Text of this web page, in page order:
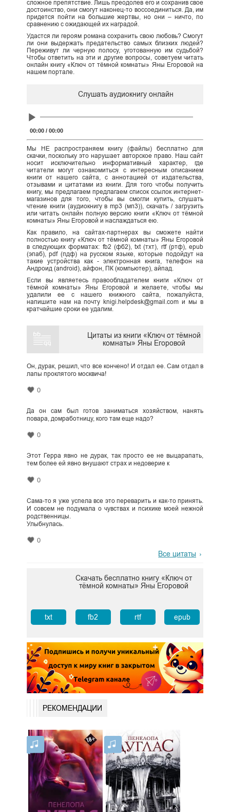
сложное препятствие. Лишь преодолев его и сохранив свое
достоинство, они смогут наконец-то воссоединиться. Да, им
придется пойти на большие жертвы, но они – ничто, по
сравнению с ожидающей их наградой.
Удастся ли героям романа сохранить свою любовь? Смогут
ли они выдержать предательство самых близких людей?
Переживут ли черную полосу, уготованную им судьбой?
Чтобы ответить на эти и другие вопросы, советуем читать
онлайн книгу «Ключ от тёмной комнаты» Яны Егоровой на
нашем портале.
Слушать аудиокнигу онлайн
Audio
00:00/ 00:00
Мы НЕ распространяем книгу (файлы) бесплатно для
скачки, поскольку это нарушает авторское право. Наш сайт
носит исключительно информативный характер, где
читатели могут ознакомиться с интересным описанием
книги от нашего сайта, с аннотацией от издательства,
отзывами и цитатами из книги. Для того чтобы получить
книгу, мы предлагаем предлагаем список ссылок интернет-
магазинов для того, чтобы вы смогли купить, слушать
чтение книги (аудиокнигу в mp3 (мп3)), скачать / загрузить
или читать онлайн полную версию книги «Ключ от тёмной
комнаты» Яны Егоровой и наслаждаться ею.
Как правило, на сайтах-партнерах вы сможете найти
полностью книгу «Ключ от тёмной комнаты» Яны Егоровой
в следующих форматах: fb2 (фб2), txt (тхт), rtf (ртф), epub
(эпаб), pdf (пдф) на русском языке, которые подойдут на
такие устройства как - электронная книга, телефон на
Андроид (android), айфон, ПК (компьютер), айпад.
Если вы являетесь правообладателем книги «Ключ от
тёмной комнаты» Яны Егоровой и желаете, чтобы мы
удалили ее с нашего книжного сайта, пожалуйста,
напишите нам на почту knigi.helpdesk@gmail.com и мы в
кратчайшие сроки ее удалим.
Цитаты из книги «Ключ от тёмной
комнаты» Яны Егоровой
Он, дурак, решил, что все кончено! И отдал ее. Сам отдал в
лапы проклятого москвича!
0
Да он сам был готов заниматься хозяйством, нанять
повара, домработницу, кого там еще надо?
0
Этот Герра явно не дурак, так просто ее не выцарапать,
тем более ей явно внушают страх и недоверие к
0
Сама-то я уже успела все это переварить и как-то принять.
И совсем не подумала о чувствах и психике моей нежной
родственницы.
Улыбнулась.
0
Все цитаты
Скачать бесплатно книгу «Ключ от
тёмной комнаты» Яны Егоровой
txt fb2 rtf epub
РЕКОМЕНДАЦИИ